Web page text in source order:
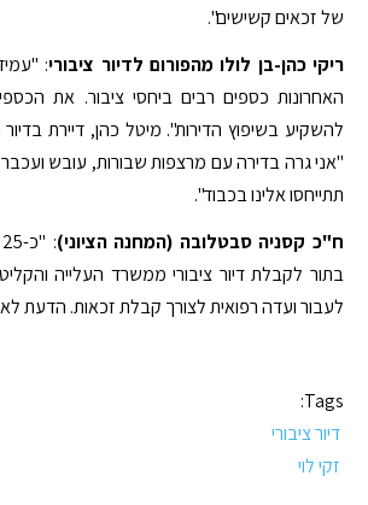
של זכאים קשישים".
ריקי כהן-בן לולו מהפורום לדיור ציבורי:
האחרונות כספים רבים ביחסי ציבור. את
"אני גרה בדירה עם מרצפות שבורות, עובש
תתייחסו אלינו בכבוד".
ח"כ קסניה סבטלובה (המחנה הציוני)
בתור לקבלת דיור ציבורי ממשרד העלייה
לעבור ועדה רפואית לצורך קבלת זכאות. הדעת
Tags:
דיור ציבורי
זקי לוי